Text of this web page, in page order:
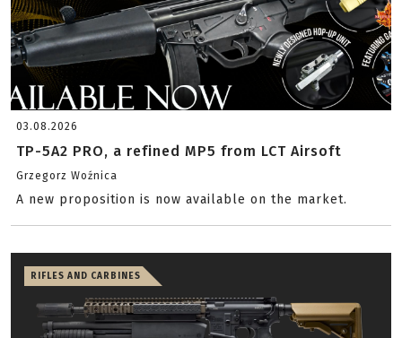
03.08.2026
TP-5A2 PRO, a refined MP5 from LCT Airsoft
Grzegorz Woźnica
A new proposition is now available on the market.
RIFLES AND CARBINES